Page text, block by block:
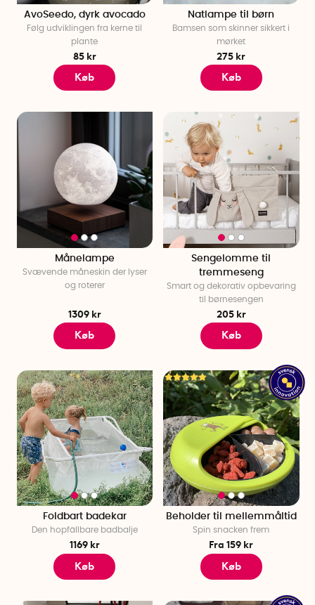
AvoSeedo, dyrk avocado
Følg udviklingen fra kerne til
plante
85 kr
Køb
Natlampe til børn
Bamsen som skinner sikkert i
mørket
275 kr
Køb
Månelampe
Svævende måneskin der lyser
og roterer
1309 kr
Køb
Sengelomme til
tremmeseng
Smart og dekorativ opbevaring
til børnesengen
205 kr
Køb
Foldbart badekar
Den hopfällbare badbalje
1169 kr
Køb
Beholder til mellemmåltid
Spin snacken frem
Fra 159 kr
Køb